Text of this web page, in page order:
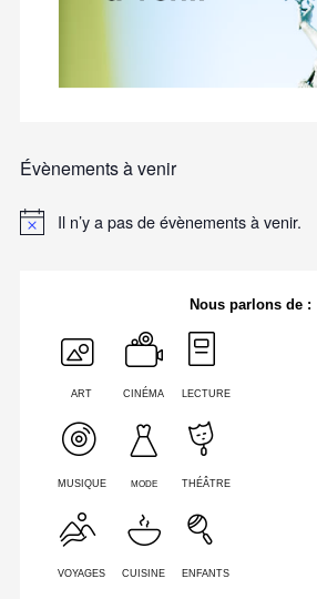
Évènements à venir
Il n’y a pas de évènements à venir.
Nous parlons de :
ART CINÉMA LECTURE
MUSIQUE MODE THÉÂTRE
VOYAGES CUISINE ENFANTS